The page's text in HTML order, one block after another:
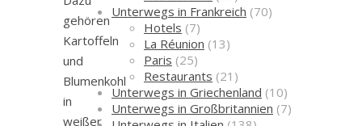
gehören
Kartoffeln
und
Blumenkohl
in
weißer
Unterwegs in Frankreich (70)
Hotels (7)
La Réunion (13)
Paris (25)
Restaurants (21)
Unterwegs in Griechenland (10)
Unterwegs in Großbritannien (7)